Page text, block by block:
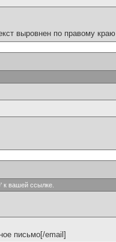
выровнен по правому краю
к вашей ссылке.
письмо[/email]